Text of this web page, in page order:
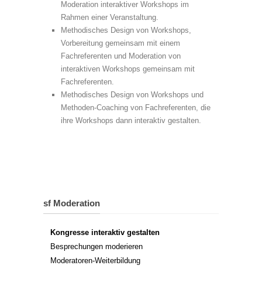
Moderation interaktiver Workshops im
Rahmen einer Veranstaltung.
Methodisches Design von Workshops,
Vorbereitung gemeinsam mit einem
Fachreferenten und Moderation von
interaktiven Workshops gemeinsam mit
Fachreferenten.
Methodisches Design von Workshops und
Methoden-Coaching von Fachreferenten, die
ihre Workshops dann interaktiv gestalten.
sf Moderation
Kongresse interaktiv gestalten
Besprechungen moderieren
Moderatoren-Weiterbildung